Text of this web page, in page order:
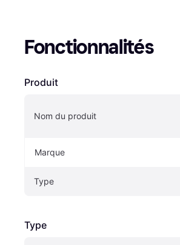
Fonctionnalités
Produit
Nom du produit
Marque
Type
Type